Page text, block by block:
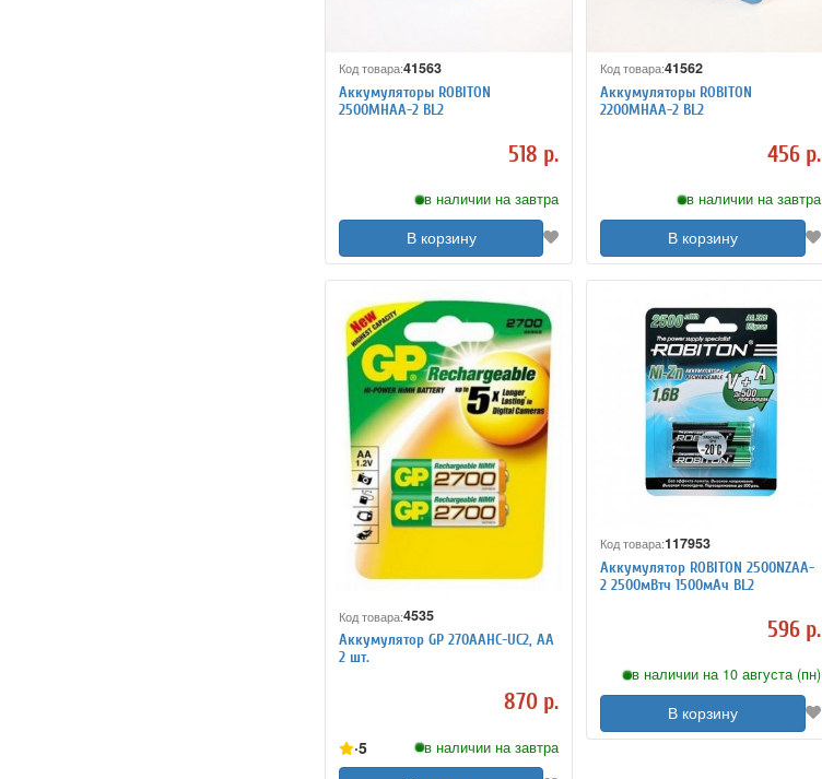
Код товара:41563
Аккумуляторы ROBITON
2500MHAA-2 BL2
518 р.
в наличии на завтра
В корзину
Код товара:41562
Аккумуляторы ROBITON
2200MHAA-2 BL2
456 р.
в наличии на завтра
В корзину
Код товара:4535
Аккумулятор GP 270AAHC-UC2, АА
2 шт.
870 р.
5 в наличии на завтра
Код товара:117953
Аккумулятор ROBITON 2500NZAA-
2 2500мВтч 1500мАч BL2
596 р.
в наличии на 10 августа (пн)
В корзину